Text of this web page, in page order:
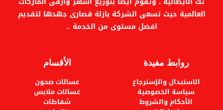
العالمية حيث تسعى الشركة بازلة قصارى جهدها لتقديم
افضل مستوى من الخدمة ..
روابط مفيدة
الاستبدال والإسترجاع
سياسة الخصوصية
الأحكام والشروط
الأقسام
غسالات صحون
غسالات ملابس
شفاطات